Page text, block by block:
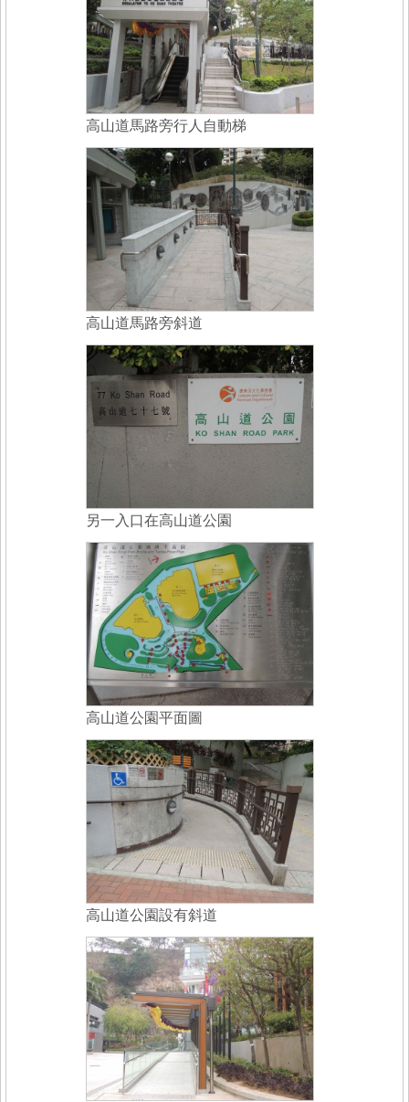
高山道馬路旁行人自動梯
高山道馬路旁斜道
另一入口在高山道公園
高山道公園平面圖
高山道公園設有斜道